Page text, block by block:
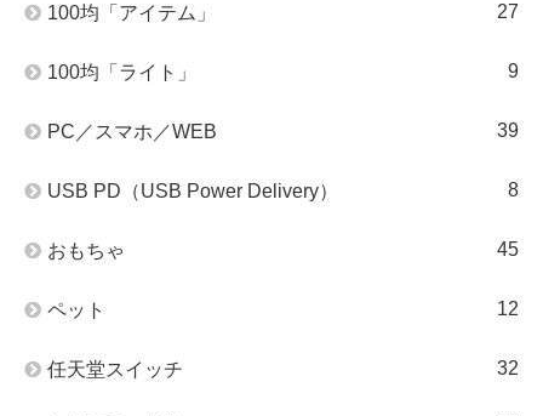
100均「アイテム」 27
100均「ライト」 9
PC／スマホ／WEB 39
USB PD（USB Power Delivery） 8
おもちゃ 45
ペット 12
任天堂スイッチ 32